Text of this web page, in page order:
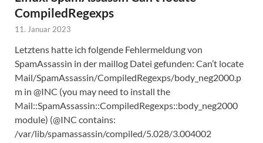
CompiledRegexps
11. Januar 2023
Letztens hatte ich folgende Fehlermeldung von
SpamAssassin in der maillog Datei gefunden: Can’t locate
Mail/SpamAssassin/CompiledRegexps/body_neg2000.p
m in @INC (you may need to install the
Mail::SpamAssassin::CompiledRegexps::body_neg2000
module) (@INC contains:
/var/lib/spamassassin/compiled/5.028/3.004002